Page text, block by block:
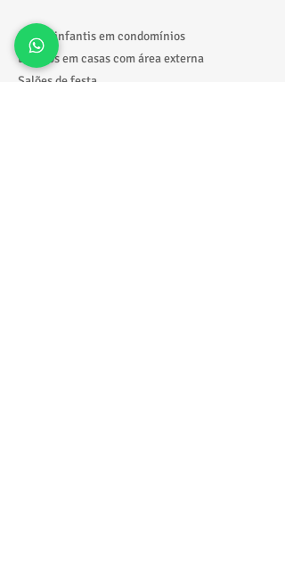
Festas infantis em condomínios
Eventos em casas com área externa
Salões de festa